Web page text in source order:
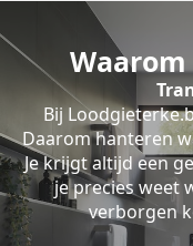
Bij
Daarom hanteren
Je krijgt altijd een
je precies weet
verborgen